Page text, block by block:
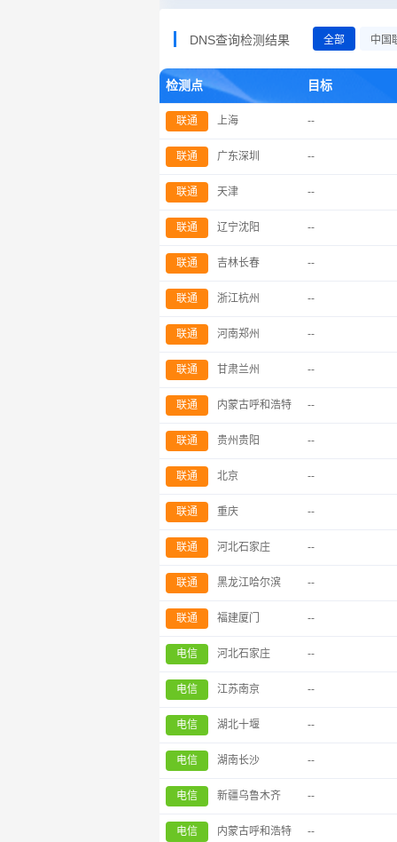
DNS查询检测结果 全部 中国
检测点 目标
联通 上海 --
联通 广东深圳 --
联通 天津 --
联通 辽宁沈阳 --
联通 吉林长春 --
联通 浙江杭州 --
联通 河南郑州 --
联通 甘肃兰州 --
联通 内蒙古呼和浩特 --
联通 贵州贵阳 --
联通 北京 --
联通 重庆 --
联通 河北石家庄 --
联通 黑龙江哈尔滨 --
联通 福建厦门 --
电信 河北石家庄 --
电信 江苏南京 --
电信 湖北十堰 --
电信 湖南长沙 --
电信 新疆乌鲁木齐 --
电信 内蒙古呼和浩特 --